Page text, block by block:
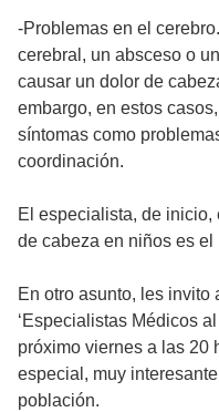
-Problemas en el
cerebral, un absceso o
causar un dolor de
embargo, en estos
síntomas como
coordinación.
El especialista, de inicio,
de cabeza en niños es el
En otro asunto, les invito
‘Especialistas Médicos
próximo viernes a las 20
especial, muy
población.